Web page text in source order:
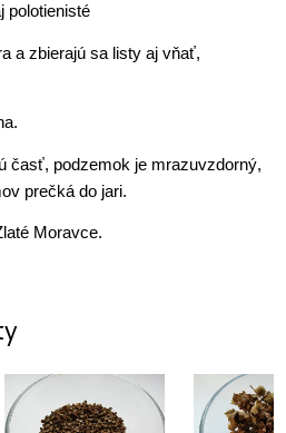
polotienisté
a zbierajú sa listy aj vňať,
časť, podzemok je mrazuvzdorný,
prečká do jari.
Moravce.